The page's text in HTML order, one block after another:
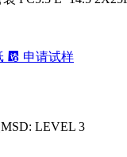
申请试样
LEVEL 3